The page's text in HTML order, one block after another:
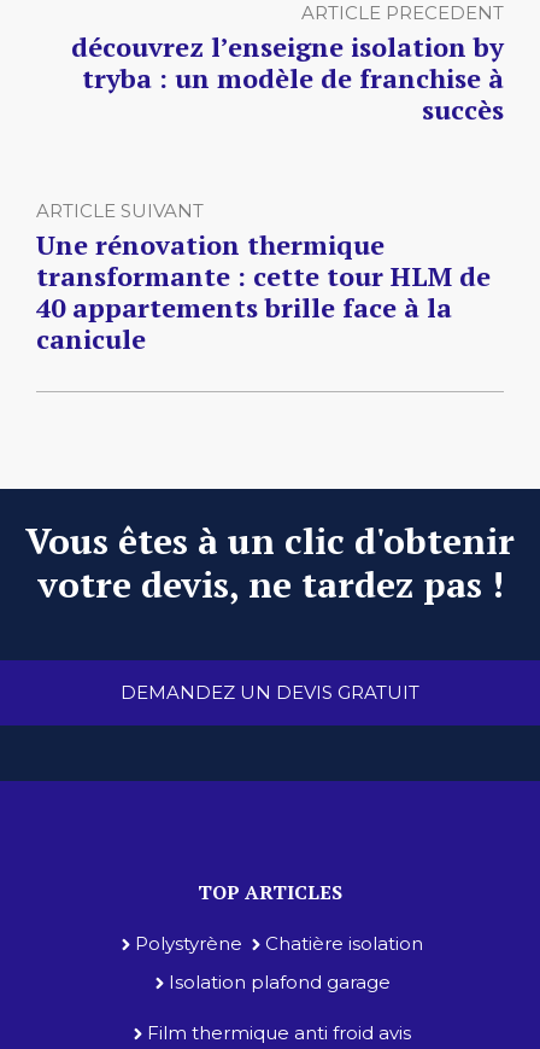
ARTICLE PRECEDENT
découvrez l’enseigne isolation by
tryba : un modèle de franchise à
succès
ARTICLE SUIVANT
Une rénovation thermique
transformante : cette tour HLM de
40 appartements brille face à la
canicule
Vous êtes à un clic d'obtenir
votre devis, ne tardez pas !
DEMANDEZ UN DEVIS GRATUIT
TOP ARTICLES
Polystyrène
Chatière isolation
Isolation plafond garage
Film thermique anti froid avis